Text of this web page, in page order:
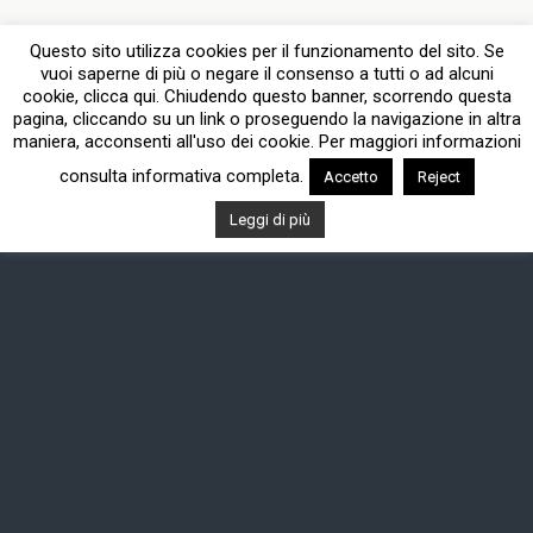
Questo sito utilizza cookies per il funzionamento del sito. Se
vuoi saperne di più o negare il consenso a tutti o ad alcuni
cookie, clicca qui. Chiudendo questo banner, scorrendo questa
pagina, cliccando su un link o proseguendo la navigazione in altra
maniera, acconsenti all'uso dei cookie. Per maggiori informazioni
consulta informativa completa.
Accetto Reject
Leggi di più